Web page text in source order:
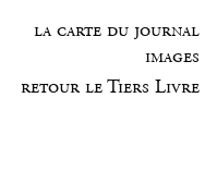
la carte du journal
images
retour le Tiers Livre